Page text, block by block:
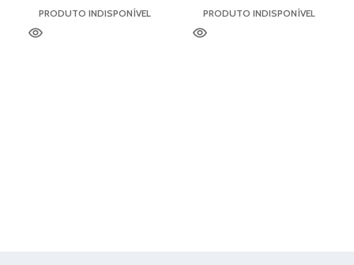
PRODUTO INDISPONÍVEL PRODUTO INDISPONÍVEL